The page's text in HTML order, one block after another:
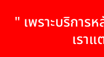
" เพราะบริการ
เรา